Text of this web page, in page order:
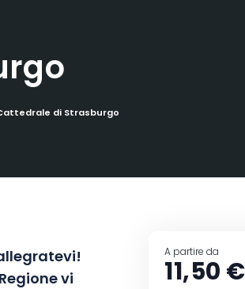
di Strasburgo
vi
A partire da
11,50 €